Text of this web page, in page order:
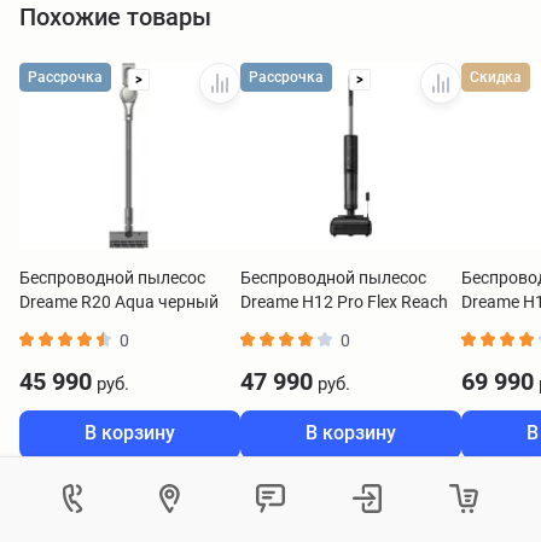
Похожие товары
Рассрочка >
Беспроводной пылесос
Dreame R20 Aqua черный
0
45 990 руб.
В корзину
Рассрочка >
Беспроводной пылесос
Dreame H12 Pro Flex Reach
0
47 990 руб.
В корзину
Скидка
Dreame
69 990
Контактный центр
Укажите ваш город
Изменение города
Как вам удобнее с нами связаться?
Войти в личный кабинет